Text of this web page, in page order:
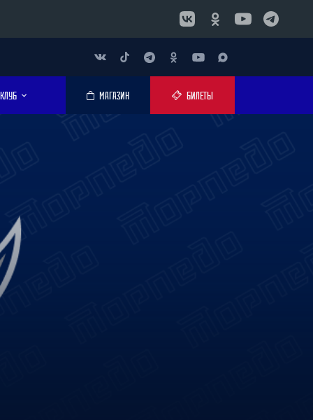
КЛУБ МАГАЗИН БИЛЕТЫ